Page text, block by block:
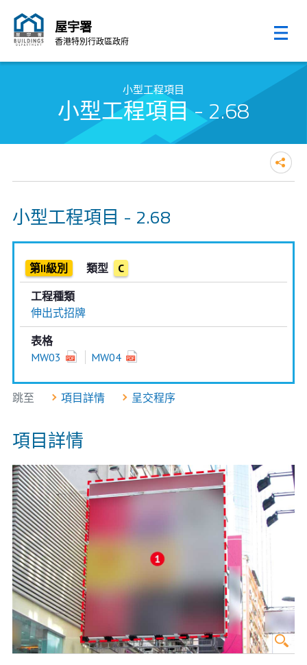
屋宇署
香港特別行政區政府
小型工程項目
小型工程項目 - 2.68
小型工程項目 - 2.68
第II級別 類型 C
工程種類
伸出式招牌
表格
MW03
MW04
跳至 項目詳情 呈交程序
項目詳情